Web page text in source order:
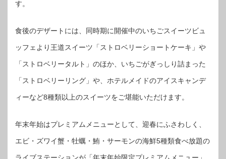
す。
食後のデザートには、同時期に開催中のいちごスイーツビュ
ッフェより王道スイーツ「ストロベリーショートケーキ」や
「ストロベリータルト」のほか、いちごがぎっしり詰まった
「ストロベリーリング」や、ホテルメイドのアイスキャンデ
ィーなど8種類以上のスイーツをご堪能いただけます。
年末年始はプレミアムメニューとして、迎春にふさわしく、
エビ・ズワイ蟹・牡蠣・鮪・サーモンの海鮮5種類食べ放題の